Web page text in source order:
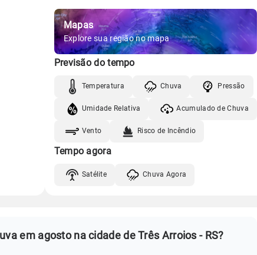
Mapas
Explore sua região no mapa
Previsão do tempo
Temperatura Chuva Pressão
Umidade Relativa Acumulado de Chuva
Vento Risco de Incêndio
Tempo agora
Satélite Chuva Agora
em agosto na cidade de Três Arroios - RS?